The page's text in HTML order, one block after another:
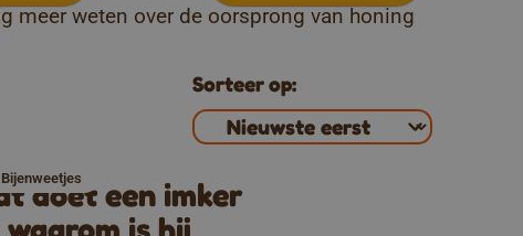
meer weten over de oorsprong van honing
Sorteer op:
doet een imker
Bijenweetjes